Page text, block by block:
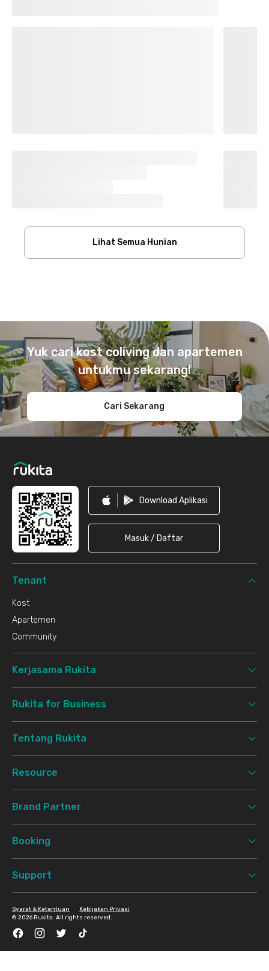
Lihat Semua Hunian
Yuk cari kost coliving dan apartemen
untukmu sekarang!
Cari Sekarang
Download Aplikasi
Masuk / Daftar
Tenant
Kost
Apartemen
Community
Kerjasama Rukita
Rukita for Business
Tentang Rukita
Resource
Brand Partner
Booking
Support
© 2026 Rukita. All rights reserved.
Syarat & Ketentuan Kebijakan Privasi
FacebookInstagramTwitter TikTok